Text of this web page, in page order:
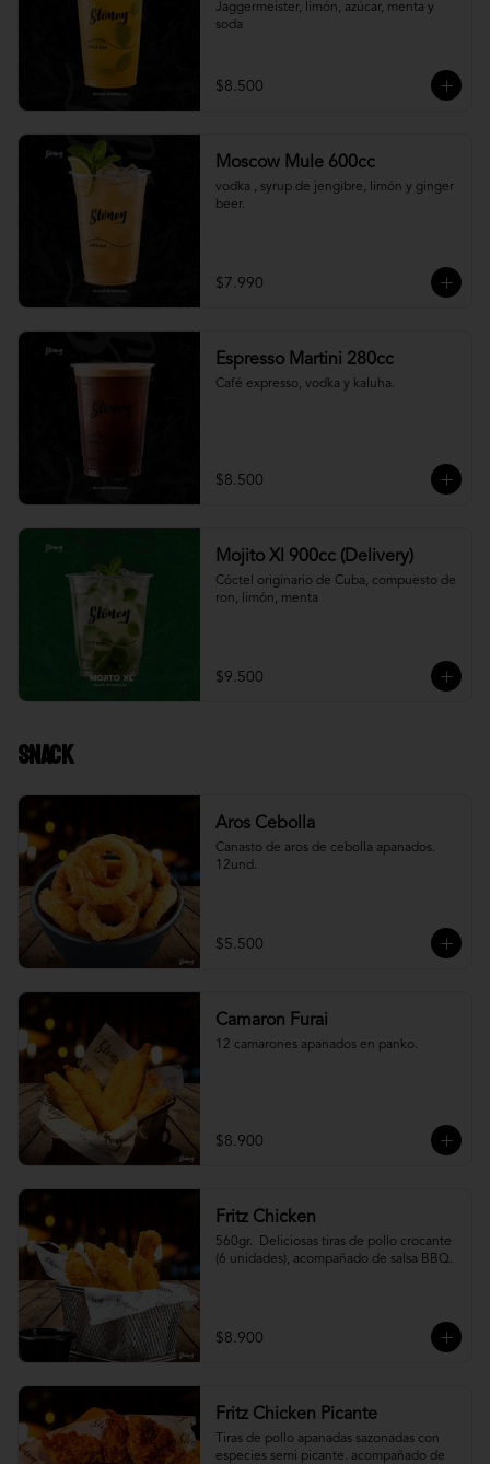
Jaggermeister, limón, azúcar, menta y
soda
$8.500
Moscow Mule 600cc
vodka , syrup de jengibre, limón y ginger
beer.
$7.990
Espresso Martini 280cc
Café expresso, vodka y kaluha.
$8.500
Mojito Xl 900cc (Delivery)
Cóctel originario de Cuba, compuesto de
ron, limón, menta
$9.500
Snack
Aros Cebolla
Canasto de aros de cebolla apanados.
12und.
$5.500
Camaron Furai
12 camarones apanados en panko.
$8.900
Fritz Chicken
560gr.  Deliciosas tiras de pollo crocante
(6 unidades), acompañado de salsa BBQ.
$8.900
Fritz Chicken Picante
Tiras de pollo apanadas sazonadas con
especies semi picante. acompañado de